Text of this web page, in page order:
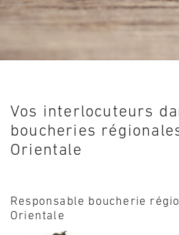
Vos interlocuteurs
boucheries
Orientale
Responsable boucherie
Orientale